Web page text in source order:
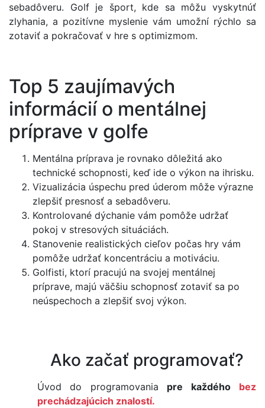
sebadôveru. Golf je šport, kde sa môžu vyskytnúť
zlyhania, a pozitívne myslenie vám umožní rýchlo sa
zotaviť a pokračovať v hre s optimizmom.
Top 5 zaujímavých
informácií o mentálnej
príprave v golfe
Mentálna príprava je rovnako dôležitá ako
technické schopnosti, keď ide o výkon na ihrisku.
Vizualizácia úspechu pred úderom môže výrazne
zlepšiť presnosť a sebadôveru.
Kontrolované dýchanie vám pomôže udržať
pokoj v stresových situáciách.
Stanovenie realistických cieľov počas hry vám
pomôže udržať koncentráciu a motiváciu.
Golfisti, ktorí pracujú na svojej mentálnej
príprave, majú väčšiu schopnosť zotaviť sa po
neúspechoch a zlepšiť svoj výkon.
Ako začať programovať?
Úvod do programovania pre každého
bez
prechádzajúcich znalostí.